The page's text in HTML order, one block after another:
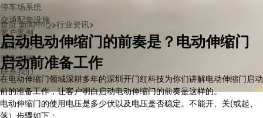
停车场系统
交通配套设施
客户案例
新闻中心
服务支持
联系我们
首页 新闻中心>行业资讯>
启动电动伸缩门的前奏是？电动伸缩门
启动前准备工作
在电动伸缩门领域深耕多年的深圳开门红科技为你们讲解电动伸缩门启动
前的准备工作，让客户明白启动电动伸缩门的前奏是这样的。
电动伸缩门的使用电压是多少伏以及电压是否稳定。不能开、关(或起、
落）步骤如下：